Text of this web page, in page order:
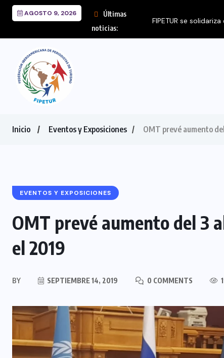
AGOSTO 9, 2026
Últimas
noticias:
FIPETUR se
Inicio Eventos y Exposiciones OMT prevé aumento
EVENTOS Y EXPOSICIONES
OMT prevé aumento del 3
el 2019
BY SEPTIEMBRE 14, 2019 0 COMMENTS